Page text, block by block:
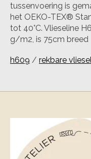
tussenvoering is
het OEKO-TEX®
tot 40°C. Vlieseline
g/m2, is 75cm breed
h609 / rekbare